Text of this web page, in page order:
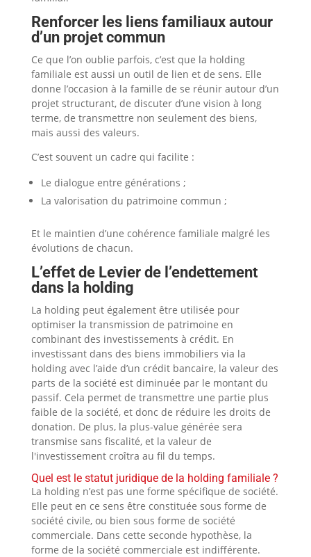
Renforcer les liens familiaux autour
d’un projet commun
Ce que l’on oublie parfois, c’est que la holding
familiale est aussi un outil de lien et de sens. Elle
donne l’occasion à la famille de se réunir autour d’un
projet structurant, de discuter d’une vision à long
terme, de transmettre non seulement des biens,
mais aussi des valeurs.
C’est souvent un cadre qui facilite :
Le dialogue entre générations ;
La valorisation du patrimoine commun ;
Et le maintien d’une cohérence familiale malgré les
évolutions de chacun.
L’effet de Levier de l’endettement
dans la holding
La holding peut également être utilisée pour
optimiser la transmission de patrimoine en
combinant des investissements à crédit. En
investissant dans des biens immobiliers via la
holding avec l’aide d’un crédit bancaire, la valeur des
parts de la société est diminuée par le montant du
passif. Cela permet de transmettre une partie plus
faible de la société, et donc de réduire les droits de
donation. De plus, la plus-value générée sera
transmise sans fiscalité, et la valeur de
l'investissement croîtra au fil du temps.
Quel est le statut juridique de la holding familiale ?
La holding n’est pas une forme spécifique de société.
Elle peut en ce sens être constituée sous forme de
société civile, ou bien sous forme de société
commerciale. Dans cette seconde hypothèse, la
forme de la société commerciale est indifférente.